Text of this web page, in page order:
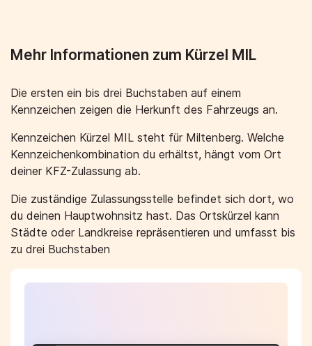
Mehr Informationen zum Kürzel MIL
Die ersten ein bis drei Buchstaben auf einem
Kennzeichen zeigen die Herkunft des Fahrzeugs an.
Kennzeichen Kürzel MIL steht für Miltenberg. Welche
Kennzeichenkombination du erhältst, hängt vom Ort
deiner KFZ-Zulassung ab.
Die zuständige Zulassungsstelle befindet sich dort, wo
du deinen Hauptwohnsitz hast. Das Ortskürzel kann
Städte oder Landkreise repräsentieren und umfasst bis
zu drei Buchstaben